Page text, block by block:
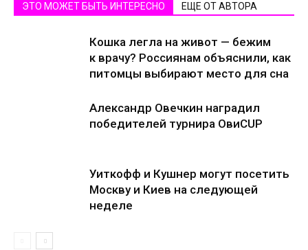
ЭТО МОЖЕТ БЫТЬ ИНТЕРЕСНО ЕЩЕ ОТ АВТОРА
Кошка легла на живот — бежим
к врачу? Россиянам объяснили, как
питомцы выбирают место для сна
Александр Овечкин наградил
победителей турнира ОвиCUP
Уиткофф и Кушнер могут посетить
Москву и Киев на следующей
неделе